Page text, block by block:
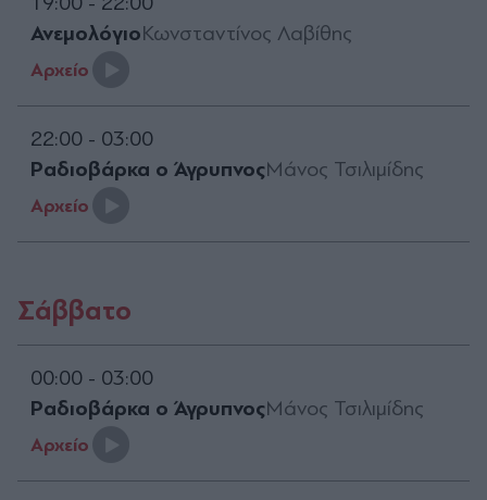
ΑνεμολόγιοΚωνσταντίνος Λαβίθης
Aρχείο
22:00 - 03:00
Ραδιοβάρκα ο ΆγρυπνοςΜάνος Τσιλιμίδης
Aρχείο
Σάββατο
00:00 - 03:00
Ραδιοβάρκα ο ΆγρυπνοςΜάνος Τσιλιμίδης
Aρχείο